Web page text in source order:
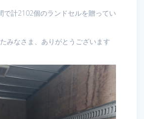
で計2102個のランドセルを贈ってい
みなさま、ありがとうございます